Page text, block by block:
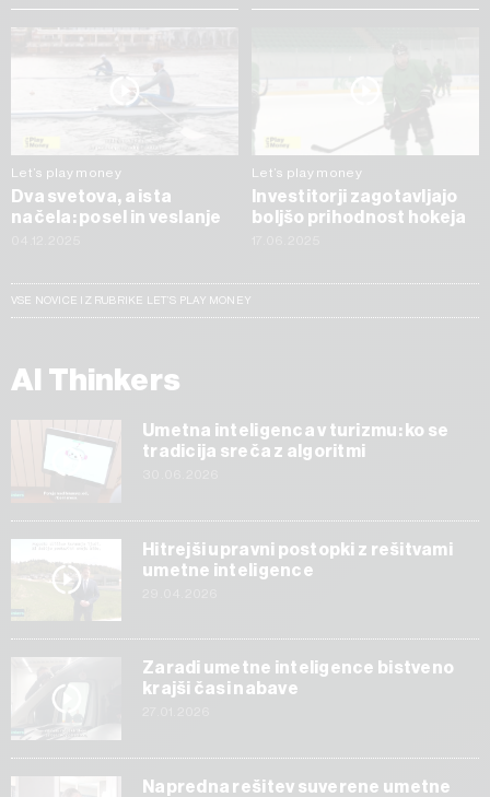
Let’s play money
Dva svetova, a ista
načela: posel in veslanje
Let’s play money
Investitorji zagotavljajo
boljšo prihodnost hokeja
VSE NOVICE IZ RUBRIKE LET’S PLAY MONEY
AI Thinkers
Umetna inteligenca v turizmu: ko se
tradicija sreča z algoritmi
Hitrejši upravni postopki z rešitvami
umetne inteligence
Zaradi umetne inteligence bistveno
krajši časi nabave
Napredna rešitev suverene umetne